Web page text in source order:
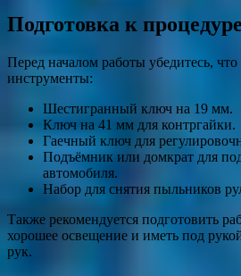
Подготовка к процедуре
Перед началом работы убедитесь,
инструменты:
Шестигранный ключ на 19 мм.
Ключ на 41 мм для контргайки.
Гаечный ключ для
Подъёмник или домкрат для
автомобиля.
Набор для снятия пыльников
Также рекомендуется подготовить
хорошее освещение и иметь под
рук.